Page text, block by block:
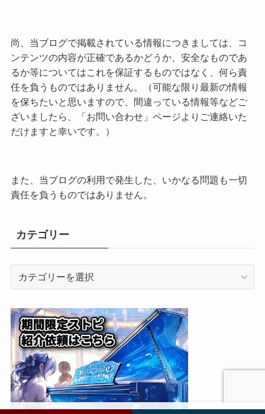
尚、当ブログで掲載されている情報につきましては、コ
ンテンツの内容が正確であるかどうか、安全なものであ
るか等についてはこれを保証するものではなく、何ら責
任を負うものではありません。（可能な限り最新の情報
を保ちたいと思いますので、間違っている情報等などご
ざいましたら、「お問い合わせ」ページよりご連絡いた
だけますと幸いです。）
また、当ブログの利用で発生した、いかなる問題も一切
責任を負うものではありません。
カテゴリー
リ
ー